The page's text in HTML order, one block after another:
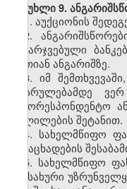
მუხლი 9.
1. აუქციონის
2.
გამარჯვებული
ერთიან ანგარიშზე.
3. იმ
დასრულებამდე
საკორესპონდენტო
ცვლილების შეტანით.
4. სახელმწიფო
განაცხადების
5. სახელმწიფო
სამსახური